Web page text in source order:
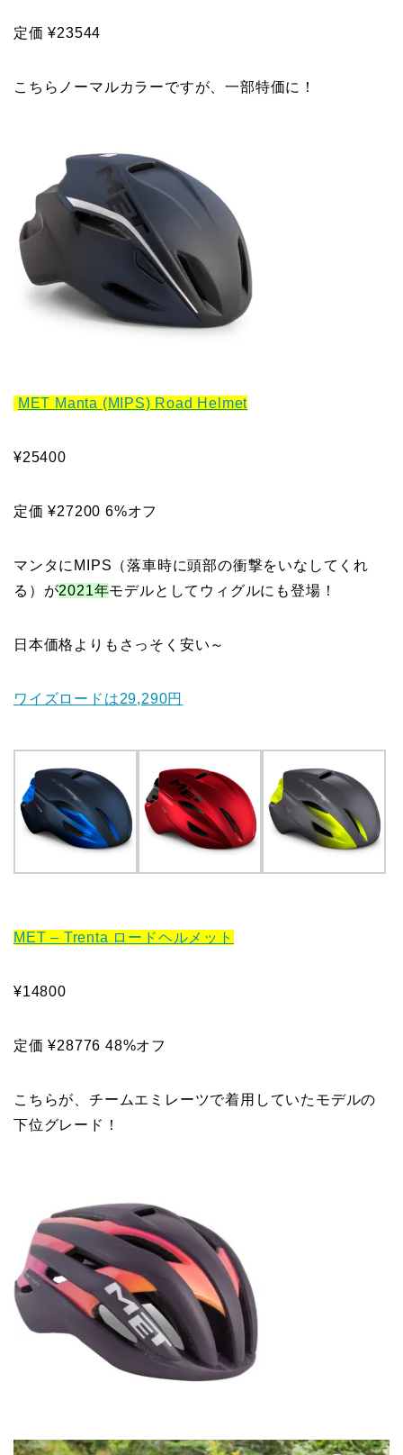
定価 ¥23544
こちらノーマルカラーですが、一部特価に！
MET Manta (MIPS) Road Helmet
¥25400
定価 ¥27200 6%オフ
マンタにMIPS（落車時に頭部の衝撃をいなしてくれ
る）が2021年モデルとしてウィグルにも登場！
日本価格よりもさっそく安い～
ワイズロードは29,290円
MET – Trenta ロードヘルメット
¥14800
定価 ¥28776 48%オフ
こちらが、チームエミレーツで着用していたモデルの
下位グレード！